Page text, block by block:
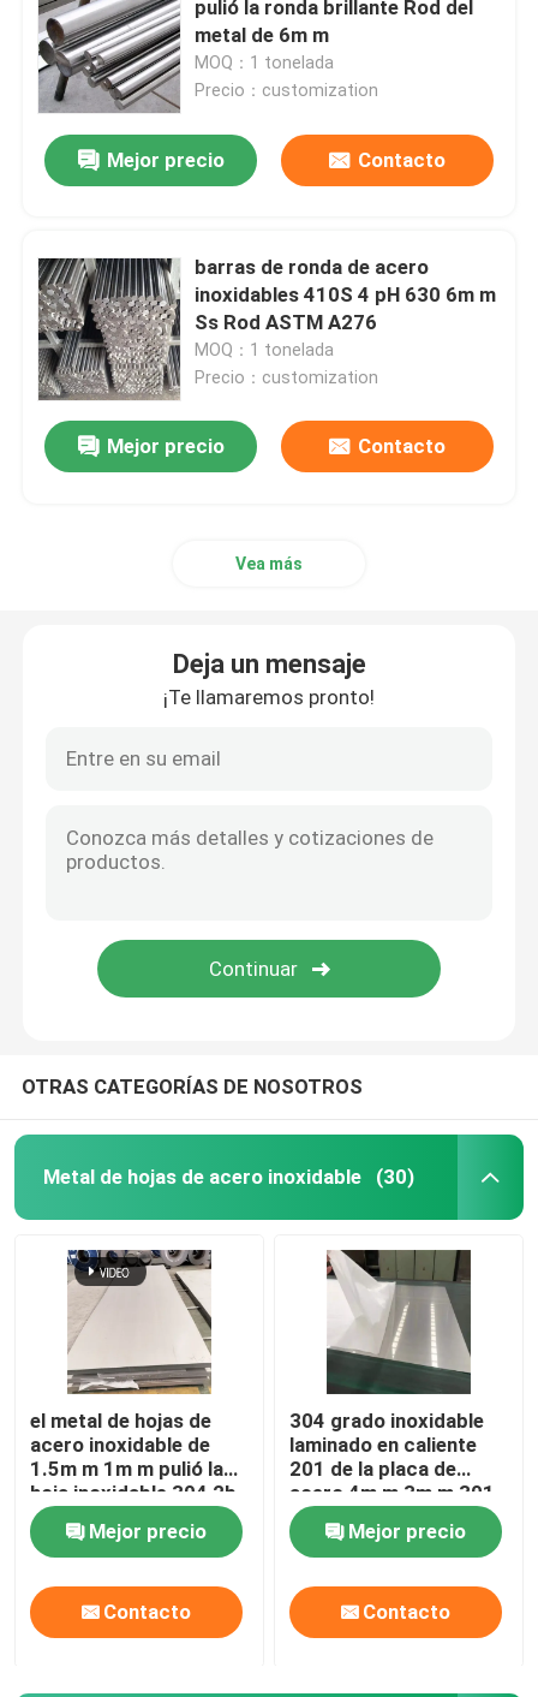
tubo soldado con autógena de acero inoxidable
Barras redondas de acero inoxidables
Alambre Rod de acero inoxidable
Perfil de acero inoxidable
Disco de acero inoxidable
pulió la ronda brillante Rod del
metal de 6m m
MOQ：1 tonelada
Precio：customization
Mejor precio Contacto
barras de ronda de acero
inoxidables 410S 4 pH 630 6m m
Ss Rod ASTM A276
MOQ：1 tonelada
Precio：customization
Mejor precio Contacto
Vea más
Deja un mensaje
¡Te llamaremos pronto!
OTRAS CATEGORÍAS DE NOSOTROS
Metal de hojas de acero inoxidable (30)
el metal de hojas de
acero inoxidable de
1.5m m 1m m pulió la
hoja inoxidable 304 2b
Mejor precio
Contacto
304 grado inoxidable
laminado en caliente
201 de la placa de
acero 4m m 3m m 301
316
Mejor precio
Contacto